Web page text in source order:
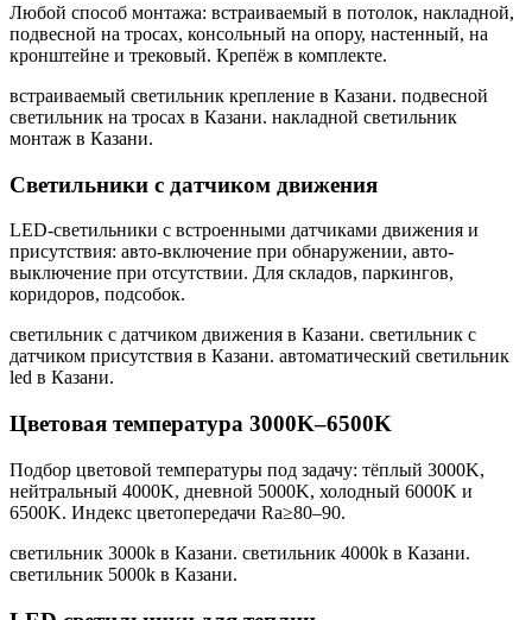
Любой способ монтажа: встраиваемый в потолок, накладной,
подвесной на тросах, консольный на опору, настенный, на
кронштейне и трековый. Крепёж в комплекте.
встраиваемый светильник крепление в Казани. подвесной
светильник на тросах в Казани. накладной светильник
монтаж в Казани.
Светильники с датчиком движения
LED-светильники с встроенными датчиками движения и
присутствия: авто-включение при обнаружении, авто-
выключение при отсутствии. Для складов, паркингов,
коридоров, подсобок.
светильник с датчиком движения в Казани. светильник с
датчиком присутствия в Казани. автоматический светильник
led в Казани.
Цветовая температура 3000K–6500K
Подбор цветовой температуры под задачу: тёплый 3000K,
нейтральный 4000K, дневной 5000K, холодный 6000K и
6500K. Индекс цветопередачи Ra≥80–90.
светильник 3000k в Казани. светильник 4000k в Казани.
светильник 5000k в Казани.